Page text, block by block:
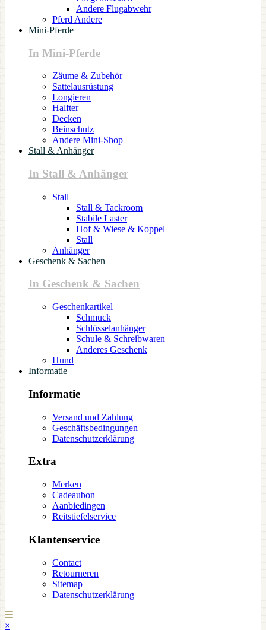
Andere Flugabwehr
Pferd Andere
Mini-Pferde
In Mini-Pferde
Zäume & Zubehör
Sattelausrüstung
Longieren
Halfter
Decken
Beinschutz
Andere Mini-Shop
Stall & Anhänger
In Stall & Anhänger
Stall
Stall & Tackroom
Stabile Laster
Hof & Wiese & Koppel
Stall
Anhänger
Geschenk & Sachen
In Geschenk & Sachen
Geschenkartikel
Schmuck
Schlüsselanhänger
Schule & Schreibwaren
Anderes Geschenk
Hund
Informatie
Informatie
Versand und Zahlung
Geschäftsbedingungen
Datenschutzerklärung
Extra
Merken
Cadeaubon
Aanbiedingen
Reitstiefelservice
Klantenservice
Contact
Retourneren
Sitemap
Datenschutzerklärung
×